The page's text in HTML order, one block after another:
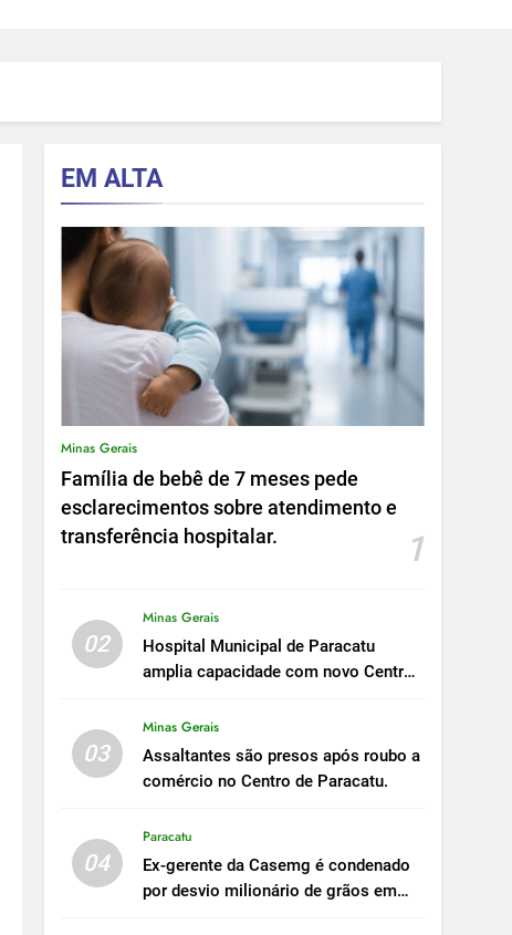
EM ALTA
Minas Gerais
Família de bebê de 7 meses pede
esclarecimentos sobre atendimento e
transferência hospitalar.
1
02
Minas Gerais
Hospital Municipal de Paracatu
amplia capacidade com novo Centro
03
Minas Gerais
Assaltantes são presos após roubo a
comércio no Centro de Paracatu.
04
Paracatu
Ex-gerente da Casemg é condenado
por desvio milionário de grãos em